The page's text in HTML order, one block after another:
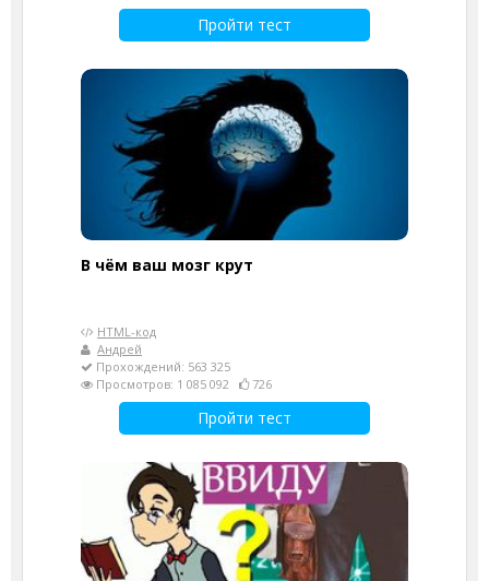
Пройти тест
В чём ваш мозг крут
HTML-код
Андрей
Прохождений: 563 325
Просмотров: 1 085 092
726
Пройти тест